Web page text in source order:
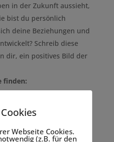
in der Zukunft aussieht,
bist du persönlich
deine Beziehungen und
Schreib diese
dir, ein positives Bild der
finden:
alle denkbaren und
du es erreichen kannst.
warum dir das Ziel
Talente und
Webseite Cookies.
(z.B. für den